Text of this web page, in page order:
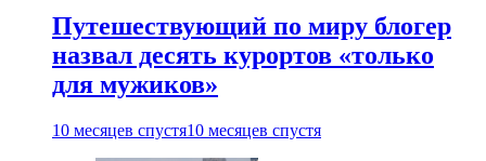
Путешествующий по миру блогер
назвал десять курортов «только
для мужиков»
10 месяцев спустя10 месяцев спустя